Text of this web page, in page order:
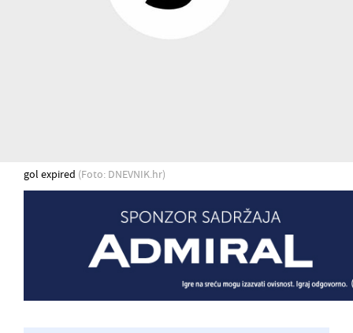
gol expired (Foto: DNEVNIK.hr)